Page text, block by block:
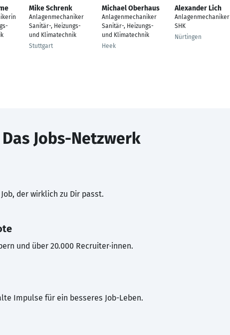
Mike Schrenk
Anlagenmechaniker
Sanitär-, Heizungs-
und Klimatechnik
Stuttgart
Michael Oberhaus
Anlagenmechaniker
Sanitär-, Heizungs-
und Klimatechnik
Heek
Alexander Lich
Anlagenmechaniker
SHK
Nürtingen
Das Jobs-Netzwerk
der wirklich zu Dir passt.
und über 20.000 Recruiter·innen.
Impulse für ein besseres Job-Leben.